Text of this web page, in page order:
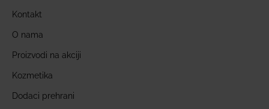
Kontakt
O nama
Proizvodi na akciji
Kozmetika
Dodaci prehrani